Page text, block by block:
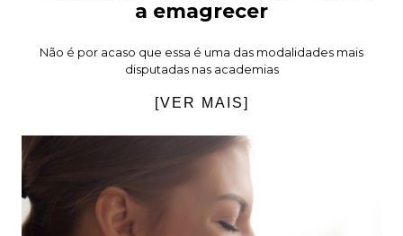
a emagrecer
Não é por acaso que essa é uma das modalidades mais
disputadas nas academias
[VER MAIS]